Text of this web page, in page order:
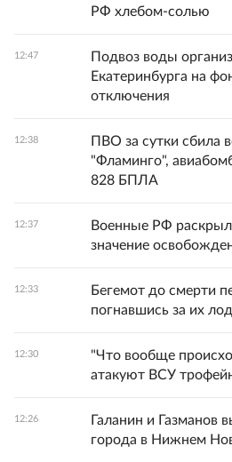
РФ хлебом-солью
12:47
Подвоз воды
Екатеринбурга на
отключения
12:38
ПВО за сутки сбила
"Фламинго",
828 БПЛА
12:37
Военные РФ
значение
12:33
Бегемот до смерти
погнавшись за их
12:30
"Что вообще
атакуют ВСУ
12:26
Галанин и Газманов
города в Нижнем